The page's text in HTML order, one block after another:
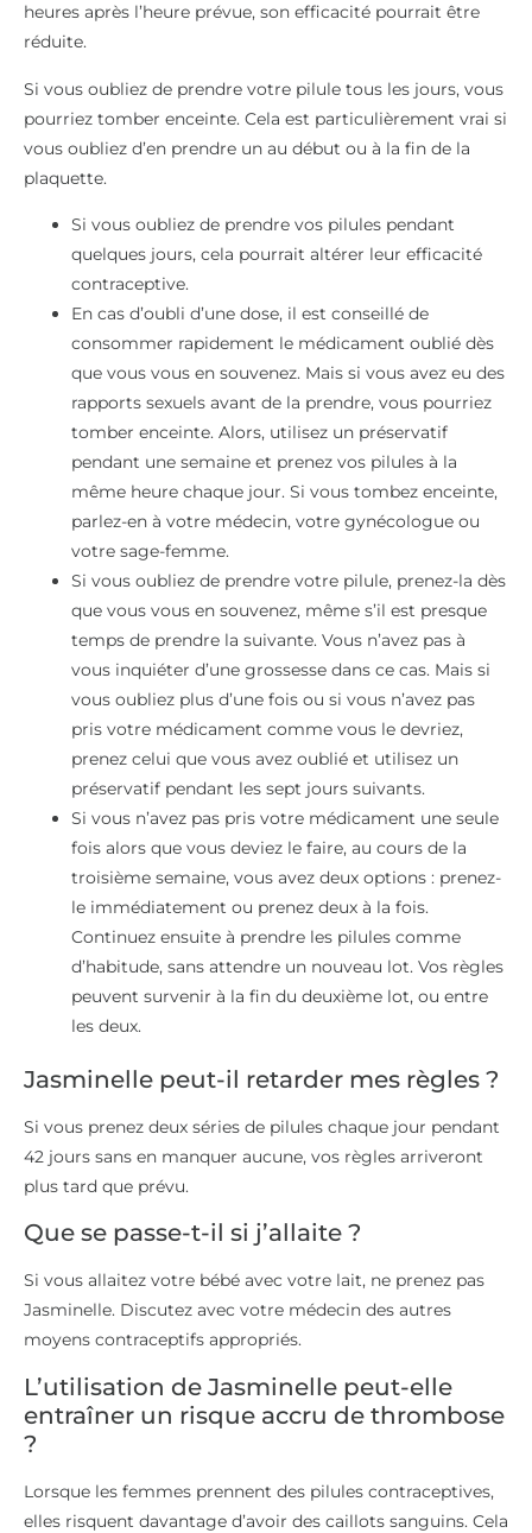
heures après l’heure prévue, son efficacité pourrait être
réduite.
Si vous oubliez de prendre votre pilule tous les jours, vous
pourriez tomber enceinte. Cela est particulièrement vrai si
vous oubliez d’en prendre un au début ou à la fin de la
plaquette.
Si vous oubliez de prendre vos pilules pendant
quelques jours, cela pourrait altérer leur efficacité
contraceptive.
En cas d’oubli d’une dose, il est conseillé de
consommer rapidement le médicament oublié dès
que vous vous en souvenez. Mais si vous avez eu des
rapports sexuels avant de la prendre, vous pourriez
tomber enceinte. Alors, utilisez un préservatif
pendant une semaine et prenez vos pilules à la
même heure chaque jour. Si vous tombez enceinte,
parlez-en à votre médecin, votre gynécologue ou
votre sage-femme.
Si vous oubliez de prendre votre pilule, prenez-la dès
que vous vous en souvenez, même s’il est presque
temps de prendre la suivante. Vous n’avez pas à
vous inquiéter d’une grossesse dans ce cas. Mais si
vous oubliez plus d’une fois ou si vous n’avez pas
pris votre médicament comme vous le devriez,
prenez celui que vous avez oublié et utilisez un
préservatif pendant les sept jours suivants.
Si vous n’avez pas pris votre médicament une seule
fois alors que vous deviez le faire, au cours de la
troisième semaine, vous avez deux options : prenez-
le immédiatement ou prenez deux à la fois.
Continuez ensuite à prendre les pilules comme
d’habitude, sans attendre un nouveau lot. Vos règles
peuvent survenir à la fin du deuxième lot, ou entre
les deux.
Jasminelle peut-il retarder mes règles ?
Si vous prenez deux séries de pilules chaque jour pendant
42 jours sans en manquer aucune, vos règles arriveront
plus tard que prévu.
Que se passe-t-il si j’allaite ?
Si vous allaitez votre bébé avec votre lait, ne prenez pas
Jasminelle. Discutez avec votre médecin des autres
moyens contraceptifs appropriés.
L’utilisation de Jasminelle peut-elle
entraîner un risque accru de thrombose
?
Lorsque les femmes prennent des pilules contraceptives,
elles risquent davantage d’avoir des caillots sanguins. Cela